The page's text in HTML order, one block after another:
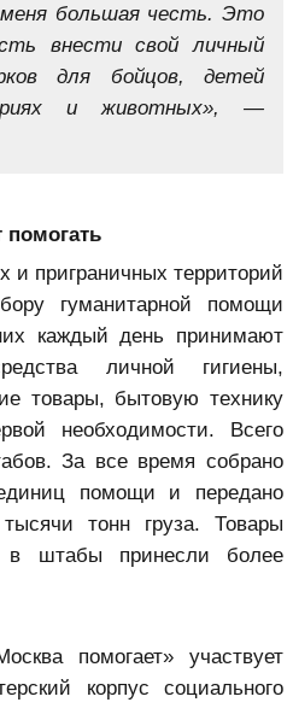
меня большая честь. Это
внести свой личный
для бойцов, детей
и животных», —
помогать
и приграничных территорий
гуманитарной помощи
каждый день принимают
личной гигиены,
товары, бытовую технику
необходимости. Всего
За все время собрано
помощи и передано
тонн груза. Товары
в штабы принесли более
помогает» участвует
корпус социального